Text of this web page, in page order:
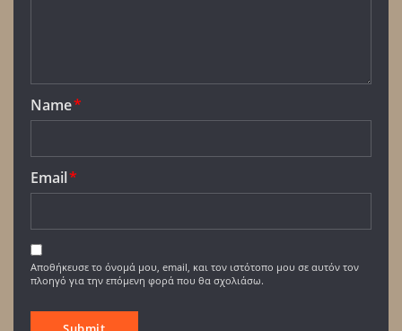
Name*
Email*
Αποθήκευσε το όνομά μου, email, και τον ιστότοπο μου σε αυτόν τον
πλοηγό για την επόμενη φορά που θα σχολιάσω.